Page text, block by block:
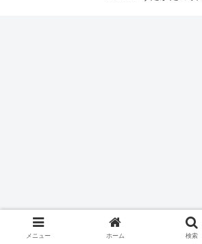
メニュー ホーム 検索